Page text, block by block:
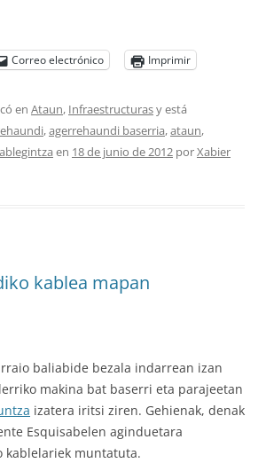
Correo electrónico
Imprimir
en Ataun, Infraestructurasy está
,agerrehaundi baserria,ataun,
en 18 de junio de 2012 porXabier
kablea mapan
baliabide bezala indarrean izan
makina bat baserri eta parajeetan
izatera iritsi ziren. Gehienak, denak
Esquisabelen aginduetara
kablelariek muntatuta.